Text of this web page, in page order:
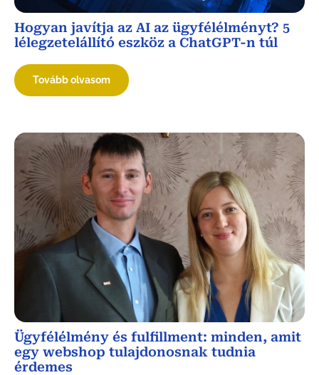
Hogyan javítja az AI az ügyfélélményt? 5
lélegzetelállító eszköz a ChatGPT-n túl
Tovább olvasom
Ügyfélélmény és fulfillment: minden, amit
egy webshop tulajdonosnak tudnia
érdemes